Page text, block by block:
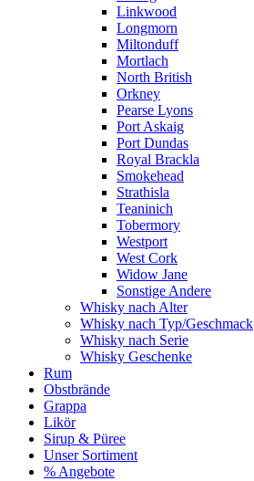
Linkwood
Longmorn
Miltonduff
Mortlach
North British
Orkney
Pearse Lyons
Port Askaig
Port Dundas
Royal Brackla
Smokehead
Strathisla
Teaninich
Tobermory
Westport
West Cork
Widow Jane
Sonstige Andere
Whisky nach Alter
Whisky nach Typ/Geschmack
Whisky nach Serie
Whisky Geschenke
Rum
Obstbrände
Grappa
Likör
Sirup & Püree
Unser Sortiment
% Angebote